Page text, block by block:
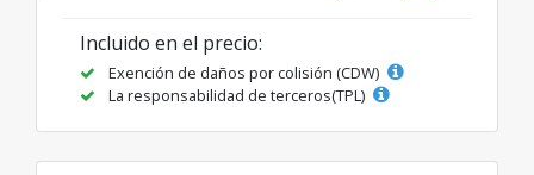
Incluido en el precio:
Exención de daños por colisión (CDW)
La responsabilidad de terceros(TPL)